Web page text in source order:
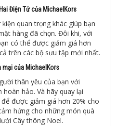
Điện Tử của MichaelKors
quan trọng khác giúp bạn
hàng đã chọn. Đôi khi, với
có thể được giảm giá hơn
trên các bộ sưu tập mới nhất.
mại của MichaelKors
thân yêu của bạn với
hảo. Và hãy quay lại
được giảm giá hơn 20% cho
hứng cho những món quà
Cây thông Noel.